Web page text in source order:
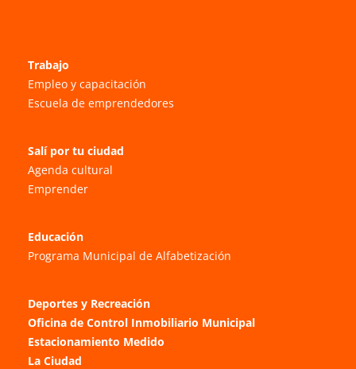
Trabajo
Empleo y capacitación
Escuela de emprendedores
Salí por tu ciudad
Agenda cultural
Emprender
Educación
Programa Municipal de Alfabetización
Deportes y Recreación
Oficina de Control Inmobiliario Municipal
Estacionamiento Medido
La Ciudad